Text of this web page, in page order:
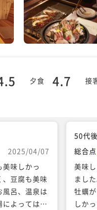
夕食 4.7 接
2025/04/07
味しかっ
、豆腐も美味
風呂、温泉は
よっては洗
50代
総合点
美味
まし
牡蠣
しか